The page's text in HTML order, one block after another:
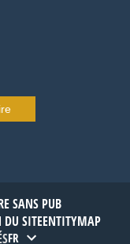
SANS PUB
DU SITEENTITYMAP
FR